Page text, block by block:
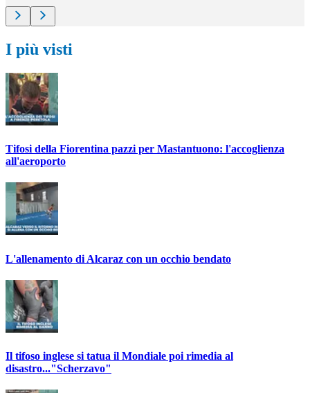
I più visti
Tifosi della Fiorentina pazzi per Mastantuono: l'accoglienza
all'aeroporto
L'allenamento di Alcaraz con un occhio bendato
Il tifoso inglese si tatua il Mondiale poi rimedia al
disastro..."Scherzavo"